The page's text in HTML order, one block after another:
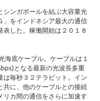
シンガポールを結ぶ大容量光
」をインドネシア最大の通信
した。稼働開始は２０１８
海底ケーブル。ケーブルは１
となる最新の光波長多重
は毎秒３２テラビット。イン
共に、他のケーブルとの接続
リカ間の通信をさらに加速す